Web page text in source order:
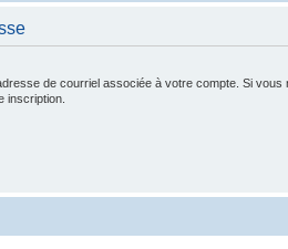
de courriel associée à votre compte. Si vous
inscription.